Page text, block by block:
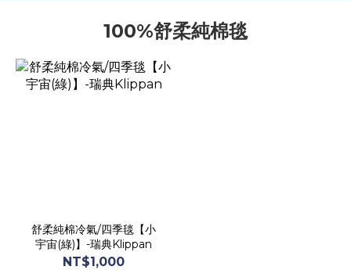
100%舒柔純棉毯
舒柔純棉冷氣/四季毯【小
宇宙(綠)】-瑞典Klippan
NT$1,000